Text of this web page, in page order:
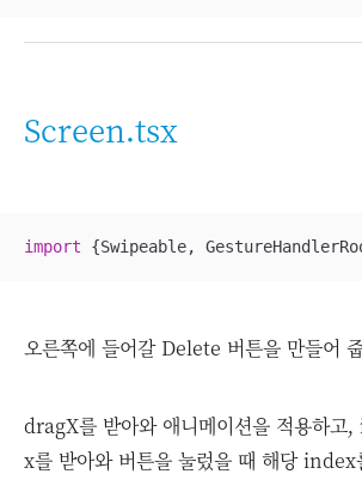
Screen.tsx
import {Swipeable,
오른쪽에 들어갈 Delete 버튼을 만들어
dragX를 받아와 애니메이션을 적용하
x를 받아와 버튼을 눌렀을 때 해당 index